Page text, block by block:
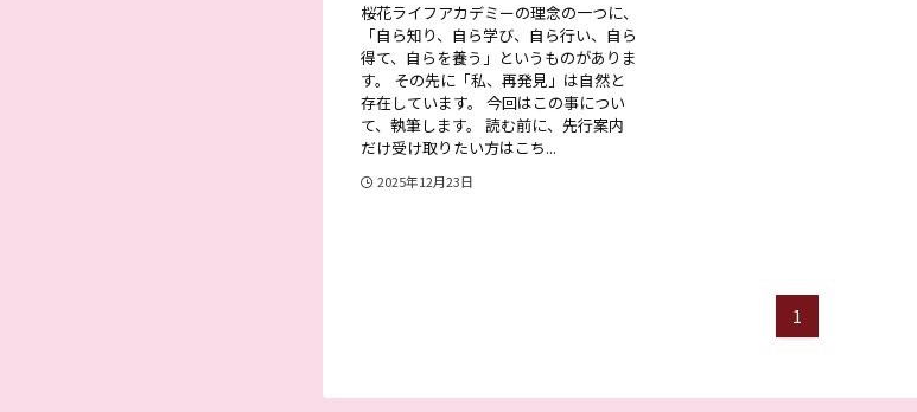
桜花ライフアカデミーの理念の一つに、
「自ら知り、自ら学び、自ら行い、自ら
得て、自らを養う」というものがありま
す。 その先に「私、再発見」は自然と
存在しています。 今回はこの事につい
て、執筆します。 読む前に、先行案内
だけ受け取りたい方はこち...
2025年12月23日
1